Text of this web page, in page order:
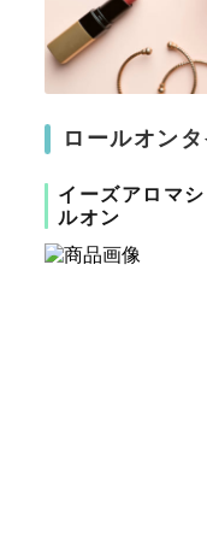
ロールオン
イーズアロマ
ルオン